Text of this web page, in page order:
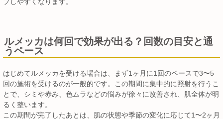
ルメッカは何回で効果が出る？回数の目安と通
うペース
はじめてルメッカを受ける場合は、まず1ヶ月に1回のペースで3〜5
回の施術を受けるのが一般的です。この期間に集中的に照射を行うこ
とで、シミや赤み、色ムラなどの悩みが徐々に改善され、肌全体が明
るく整います。
この期間が完了したあとは、肌の状態や季節の変化に応じて1〜2ヶ月